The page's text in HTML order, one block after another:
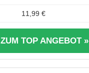
11,99 €
ZUM TOP ANGEBOT »